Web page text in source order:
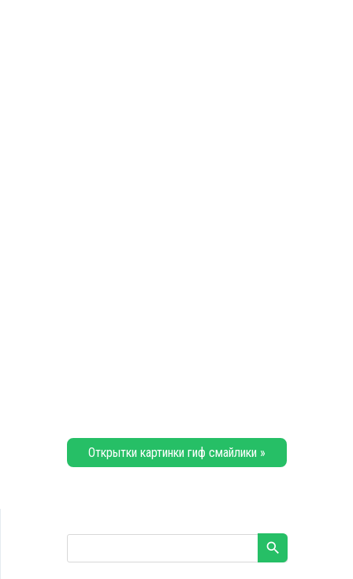
Открытки картинки гиф смайлики »